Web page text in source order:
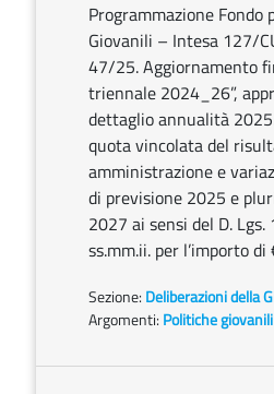
Programmazione Fondo
Giovanili – Intesa 127/
47/25. Aggiornamento
triennale 2024_26”,
dettaglio annualità
quota vincolata del
amministrazione e
di previsione 2025 e
2027 ai sensi del D.
ss.mm.ii. per l’importo
Sezione: Deliberazioni della
Argomenti: Politiche giovanili